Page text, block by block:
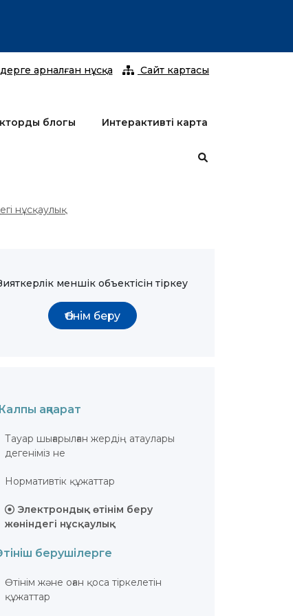
арналған нұсқа Сайт картасы
блогы Интерактивті карта
нұсқаулық
меншік объектісін тіркеу
Өтінім беру
ақпарат
Тауар шығарылған жердiң атаулары
дегеніміз не
Нормативтік құжаттар
Электрондық өтінім беру
жөніндегі нұсқаулық
берушілерге
Өтiнiм және оған қоса тiркелетiн
құжаттар